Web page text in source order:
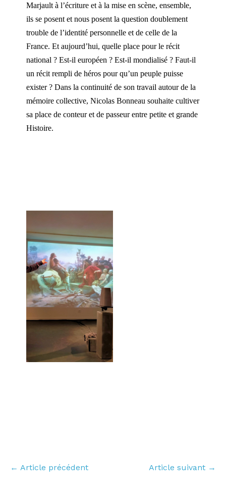
Marjault à l’écriture et à la mise en scène, ensemble,
ils se posent et nous posent la question doublement
trouble de l’identité personnelle et de celle de la
France. Et aujourd’hui, quelle place pour le récit
national ? Est-il européen ? Est-il mondialisé ? Faut-il
un récit rempli de héros pour qu’un peuple puisse
exister ? Dans la continuité de son travail autour de la
mémoire collective, Nicolas Bonneau souhaite cultiver
sa place de conteur et de passeur entre petite et grande
Histoire.
← Article précédent Article suivant →